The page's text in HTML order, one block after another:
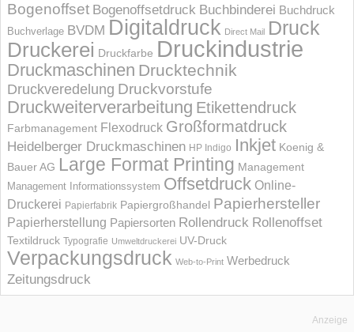
Bogenoffset Bogenoffsetdruck Buchbinderei Buchdruck
Buchverlage BVDM Digitaldruck Direct Mail Druck
Druckerei Druckfarbe Druckindustrie
Druckmaschinen Drucktechnik
Druckveredelung Druckvorstufe
Druckweiterverarbeitung Etikettendruck
Farbmanagement Flexodruck Großformatdruck
Heidelberger Druckmaschinen HP Indigo Inkjet Koenig &
Bauer AG Large Format Printing Management
Management Informations­system Offsetdruck Online-
Druckerei Papierfabrik Papiergroßhandel Papierhersteller
Papierherstellung Papiersorten Rollendruck Rollenoffset
Textildruck Typografie Umweltdruckerei UV-Druck
Verpackungsdruck Web-to-Print Werbedruck
Zeitungsdruck
Anzeige